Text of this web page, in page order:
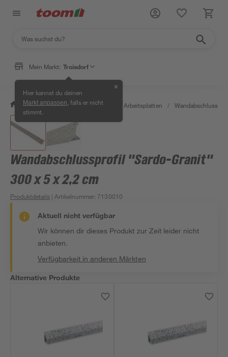
Mein Markt: Troisdorf
Hier kannst du deinen
Markt anpassen , falls er nicht
stimmt.
✕
/ Bauen & Renovieren / Holz Arbeitsplatten /
Wandabschlussprofil "Sardo-Granit"
300 x 5 x 2,2 cm
Produktdetails | Artikelnummer: 7130010
Aktuell nicht verfügbar
Wir können dir dieses Produkt zur Zeit leider nicht
anbieten.
Verfügbarkeit in anderen Märkten
Alternative Produkte